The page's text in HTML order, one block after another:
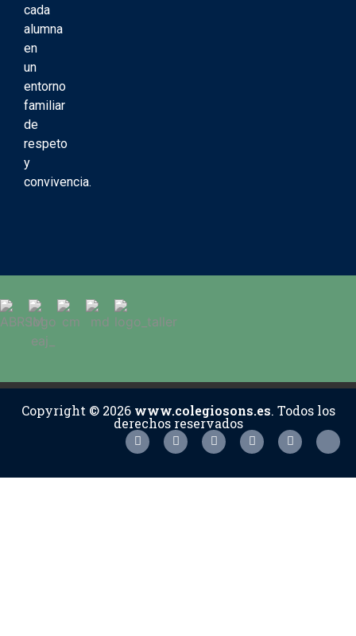
cada
alumna
en
un
entorno
familiar
de
respeto
y
convivencia.
Copyright © 2026 www.colegiosons.es. Todos los
derechos reservados